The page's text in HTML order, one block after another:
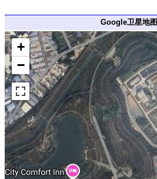
Google卫星地图
+
−